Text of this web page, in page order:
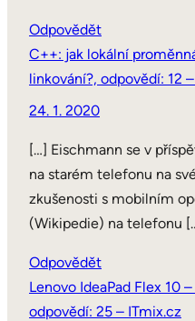
Odpovědět
C++: jak lokální
linkování?, odpovědí: 12
24. 1. 2020
[…] Eischmann se v
na starém telefonu na
zkušenosti s mobilním
(Wikipedie) na telefonu
Odpovědět
Lenovo IdeaPad Flex 10
odpovědí: 25 – ITmix.cz